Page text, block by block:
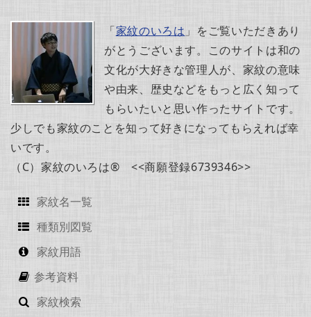
「家紋のいろは 」をご覧いただきあり
がとうございます。このサイトは和の
文化が大好きな管理人が、家紋の意味
や由来、歴史などをもっと広く知って
もらいたいと思い作ったサイトです。
少しでも家紋のことを知って好きになってもらえれば幸
いです。
（C）家紋のいろは® <<商願登録6739346>>
家紋名一覧
種類別図覧
家紋用語
参考資料
家紋検索